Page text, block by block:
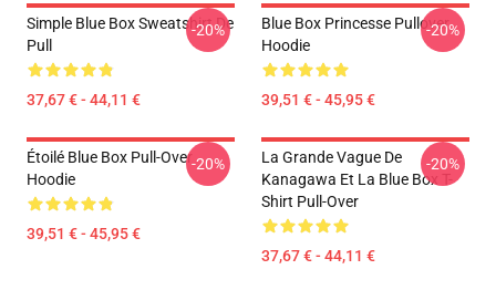
Simple Blue Box Sweatshirt De
Pull
37,67 € - 44,11 €
-20%
Blue Box Princesse Pullover
Hoodie
39,51 € - 45,95 €
-20%
Étoilé Blue Box Pull-Over
Hoodie
39,51 € - 45,95 €
-20%
La Grande Vague De
Kanagawa Et La Blue Box T-
Shirt Pull-Over
37,67 € - 44,11 €
-20%